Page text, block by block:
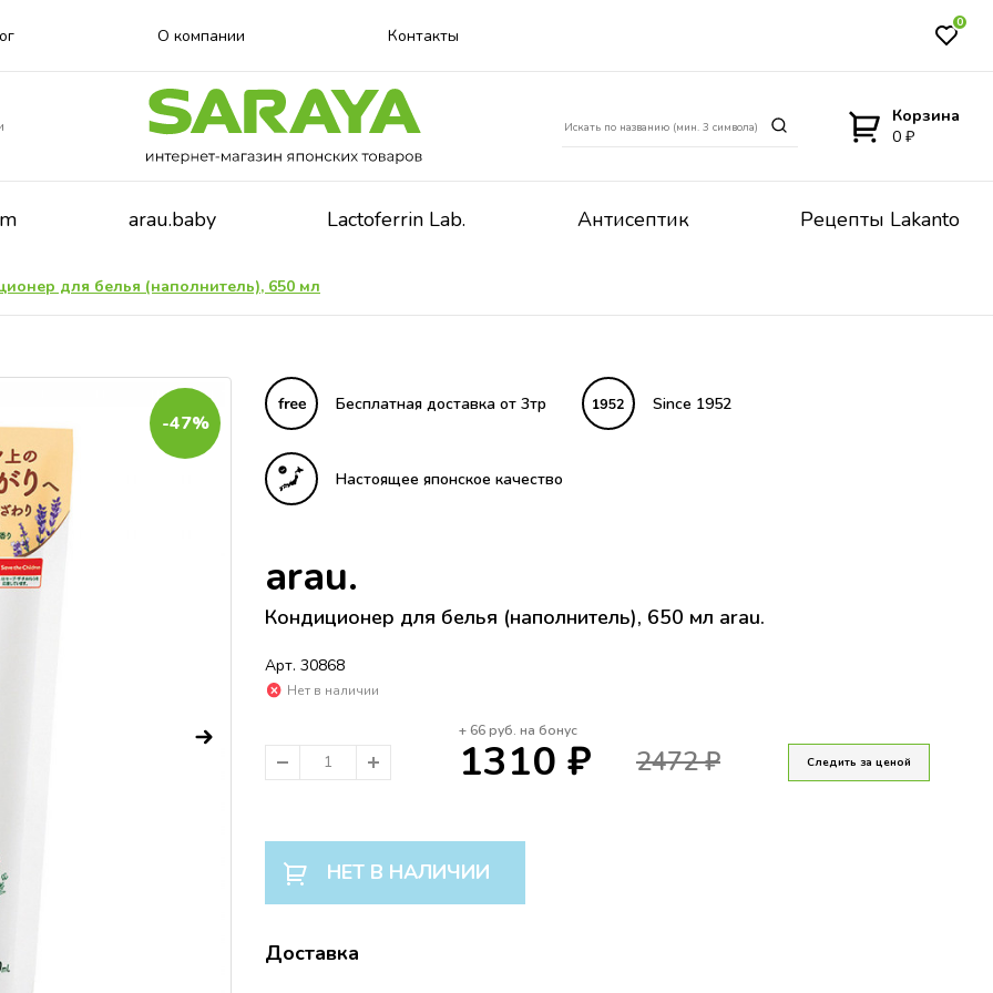
О компании Контакты
0
Корзина
0 ₽
arau.baby Lactoferrin Lab. Антисептик Рецепты Lakanto
для белья (наполнитель), 650 мл
-47%
Бесплатная доставка от 3тр Since 1952
Настоящее японское качество
arau.
Кондиционер для белья (наполнитель), 650 мл arau.
Арт. 30868
Нет в наличии
+ 66руб. на бонус
1310 ₽ 2472 ₽ Следить за ценой
НЕТ В НАЛИЧИИ
Доставка